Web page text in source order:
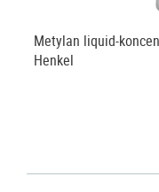
Metylan liquid-
Henkel